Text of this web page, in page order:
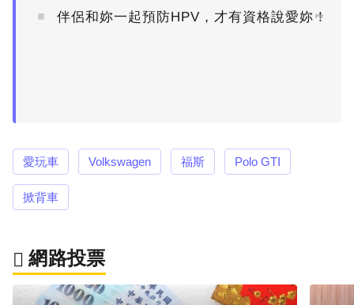
伴侶和妳一起預防HPV，才有資格說愛妳！
PR
愛玩車 Volkswagen 福斯 Polo GTI
掀背車
網路投票